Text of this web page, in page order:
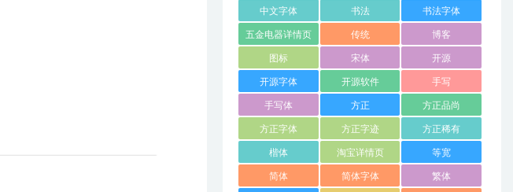
中文字体 书法 书法字体
五金电器详情页 传统 博客
图标 宋体 开源
开源字体 开源软件 手写
手写体 方正 方正品尚
方正字体 方正字迹 方正稀有
楷体 淘宝详情页 等宽
简体 简体字体 繁体